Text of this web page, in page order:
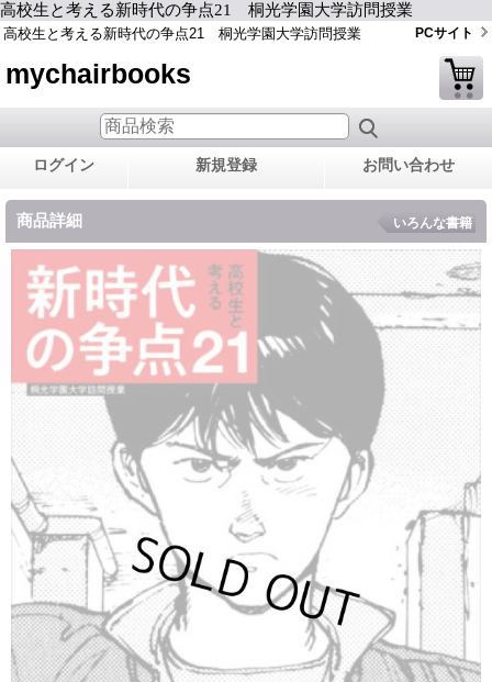
高校生と考える新時代の争点21 桐光学園大学訪問授業
高校生と考える新時代の争点21 桐光学園大学訪問授業 PCサイト
mychairbooks
ログイン 新規登録 お問い合わせ
商品詳細 いろんな書籍